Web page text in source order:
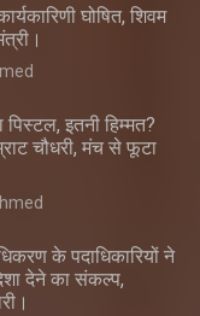
घोषित, शिवम
इतनी हिम्मत?
चौधरी, मंच से फूटा
के पदाधिकारियों ने
देने का संकल्प,